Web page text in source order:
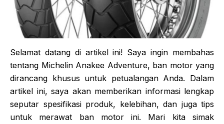
Selamat datang di artikel ini! Saya ingin membahas
tentang Michelin Anakee Adventure, ban motor yang
dirancang khusus untuk petualangan Anda. Dalam
artikel ini, saya akan memberikan informasi lengkap
seputar spesifikasi produk, kelebihan, dan juga tips
untuk merawat ban motor ini. Mari kita simak